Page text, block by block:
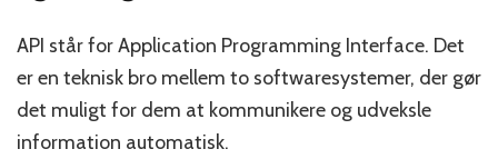
API står for Application Programming Interface. Det
er en teknisk bro mellem to softwaresystemer, der gør
det muligt for dem at kommunikere og udveksle
information automatisk.